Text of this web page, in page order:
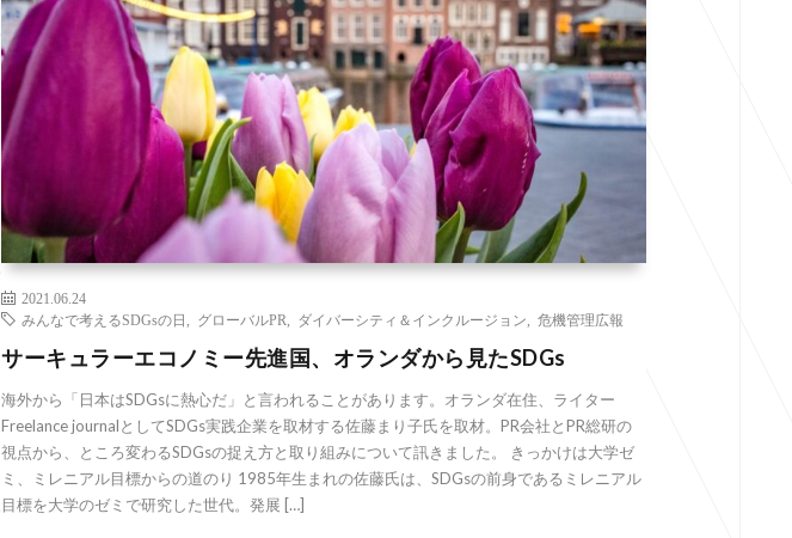
2021.06.24
みんなで考えるSDGsの日
グローバルPR ダイバーシティ＆インクルージョン 危機管理広報
サーキュラーエコノミー先進国、オランダから見たSDGs
海外から「日本はSDGsに熱心だ」と言われることがあります。オランダ在住、ライター
Freelance journalとしてSDGs実践企業を取材する佐藤まり子氏を取材。PR会社とPR総研の
視点から、ところ変わるSDGsの捉え方と取り組みについて訊きました。 きっかけは大学ゼ
ミ、ミレニアル目標からの道のり 1985年生まれの佐藤氏は、SDGsの前身であるミレニアル
目標を大学のゼミで研究した世代。発展 […]